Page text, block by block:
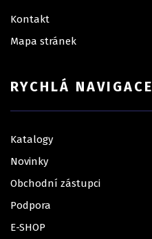
Kontakt
Mapa stránek
RYCHLÁ NAVIGACE
Katalogy
Novinky
Obchodní zástupci
Podpora
E-SHOP